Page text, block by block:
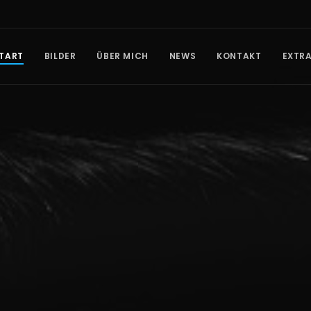
BILDER ÜBER MICH NEWS KONTAKT